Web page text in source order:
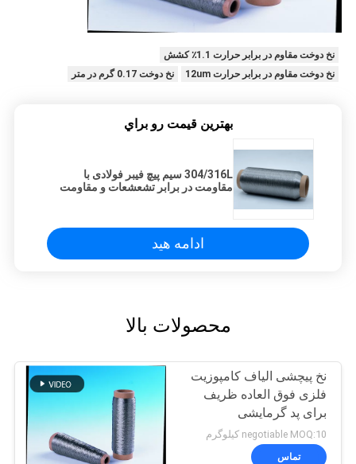
نخ دوخت مقاوم در برابر حرارت 1.1٪ کشش
نخ دوخت مقاوم در برابر حرارت 12um
نخ دوخت 0.17 گرم در متر
بهترين قيمت رو براي
304/316L سیم پیچ فیبر فولادی با
مقاومت در برابر تشعشعات و مقاومت
ادامه هید
محصولات بالا
نخ پیچشی الیاف کامپوزیت
فلزی فوق العاده ظریف
برای پد گرمایشی
negotiable MOQ:10 کیلوگرم
تماس